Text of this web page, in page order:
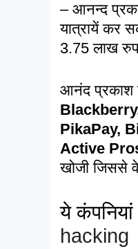
– आनन्द
यात्रायें कर
3.75 लाख
आनंद
PikaPay,
Active
खोजी जिससे
ये
hacking